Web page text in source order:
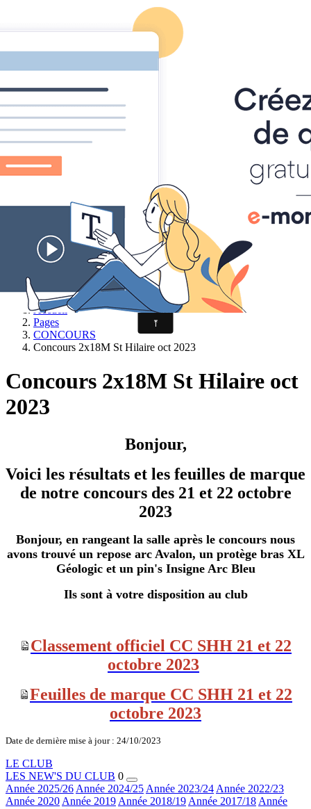
Les Archers du Harcouët Club
de tir à l'arc de Saint Hilaire du Harcouët
Page d'accueil
AdH Chaine Youtube
AdH Page Facebook
Accueil
Pages
CONCOURS
Concours 2x18M St Hilaire oct 2023
Concours 2x18M St Hilaire oct
2023
Bonjour,
Voici les résultats et les feuilles de marque
de notre concours des 21 et 22 octobre
2023
Bonjour, en rangeant la salle après le concours nous
avons trouvé un repose arc Avalon, un protège bras XL
Géologic et un pin's Insigne Arc Bleu
Ils sont à votre disposition au club
Classement officiel CC SHH 21 et 22
octobre 2023
Feuilles de marque CC SHH 21 et 22
octobre 2023
Date de dernière mise à jour : 24/10/2023
LE CLUB
LES NEW'S DU CLUB 0
Année 2025/26 Année 2024/25 Année 2023/24 Année 2022/23
Année 2020 Année 2019 Année 2018/19 Année 2017/18 Année